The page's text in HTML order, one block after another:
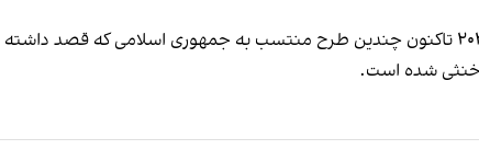
به گفته مقام‌های بریتانیایی، از سال ۲۰۲۲ تاکنون چندین طرح منتسب به جمهوری
خنثی شده است.